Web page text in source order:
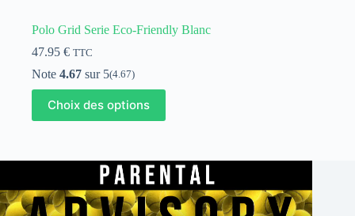
Polo Grid Serie Eco-Friendly Blanc
47.95 € TTC
Note 4.67 sur 5(4.67)
Choix des options
Ce
produit
a
peuvent
être